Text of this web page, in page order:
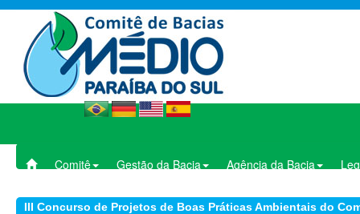
Comitê Gestão da Bacia Agência da Bacia
III Concurso de Projetos de Boas Práticas Ambientais do